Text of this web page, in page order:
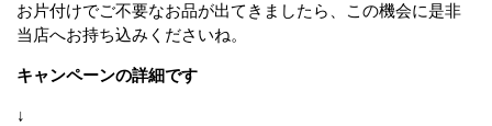
お片付けでご不要なお品が出てきましたら、この機会に是非
当店へお持ち込みくださいね。
キャンペーンの詳細です
↓